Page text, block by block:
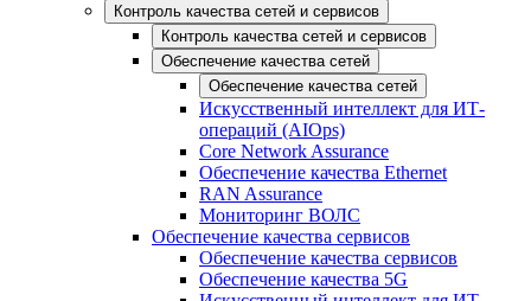
Контроль качества сетей и сервисов
Контроль качества сетей и сервисов
Обеспечение качества сетей
Обеспечение качества сетей
Искусственный интеллект для ИТ-
операций (AIOps)
Core Network Assurance
Обеспечение качества Ethernet
RAN Assurance
Мониторинг ВОЛС
Обеспечение качества сервисов
Обеспечение качества сервисов
Обеспечение качества 5G